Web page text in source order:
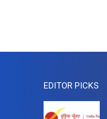
EDITOR PICKS